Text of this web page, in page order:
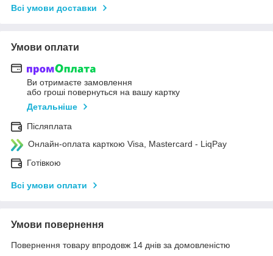
Всі умови доставки
Умови оплати
Ви отримаєте замовлення
або гроші повернуться на вашу картку
Детальніше
Післяплата
Онлайн-оплата карткою Visa, Mastercard - LiqPay
Готівкою
Всі умови оплати
Умови повернення
Повернення товару впродовж 14 днів за домовленістю